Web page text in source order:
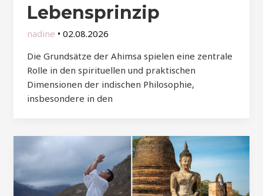
Lebensprinzip
nadine • 02.08.2026
Die Grundsätze der Ahimsa spielen eine zentrale
Rolle in den spirituellen und praktischen
Dimensionen der indischen Philosophie,
insbesondere in den